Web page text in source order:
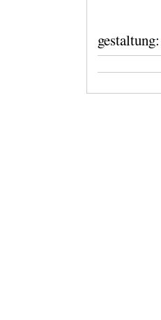
gestaltung: